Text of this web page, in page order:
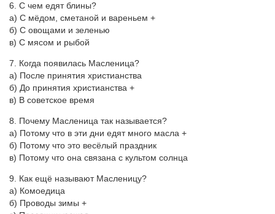
6. С чем едят блины?
а) С мёдом, сметаной и вареньем +
б) С овощами и зеленью
в) С мясом и рыбой
7. Когда появилась Масленица?
а) После принятия христианства
б) До принятия христианства +
в) В советское время
8. Почему Масленица так называется?
а) Потому что в эти дни едят много масла +
б) Потому что это весёлый праздник
в) Потому что она связана с культом солнца
9. Как ещё называют Масленицу?
а) Комоедица
б) Проводы зимы +